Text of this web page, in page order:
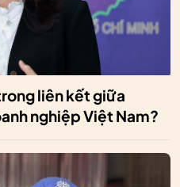
liên kết giữa
nghiệp Việt Nam?